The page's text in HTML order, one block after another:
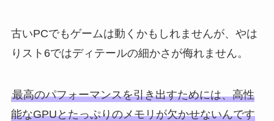
古いPCでもゲームは動くかもしれませんが、やは
りスト6ではディテールの細かさが侮れません。
最高のパフォーマンスを引き出すためには、高性
能なGPUとたっぷりのメモリが欠かせないんです